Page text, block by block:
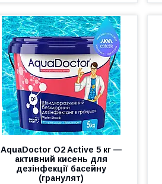
AquaDoctor O2 Active 5 кг —
активний кисень для
дезінфекції басейну
(гранулят)